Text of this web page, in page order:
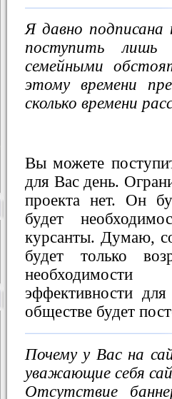
Я давно подписана
поступить лишь
семейными
этому времени
сколько времени
Вы можете
для Вас день.
проекта нет. Он
будет
курсанты. Думаю,
будет только
эффективности
обществе будет
Почему у Вас на
уважающие себя
Отсутствие